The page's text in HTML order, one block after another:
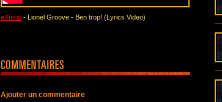
eXterio - Lionel Groove - Ben trop! (Lyrics Video)
Ajouter un commentaire